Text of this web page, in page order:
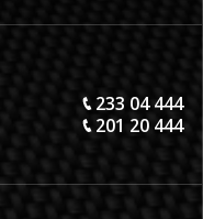
233 04 444
201 20 444